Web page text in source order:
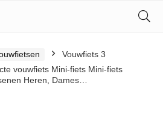
Vouwfiets 3
vouwfiets Mini-fiets Mini-fiets
Heren, Dames…